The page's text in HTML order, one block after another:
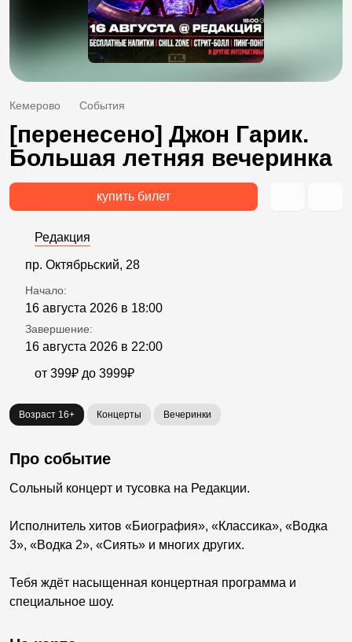
Кемерово События
[перенесено] Джон Гарик.
Большая летняя вечеринка
купить билет
Редакция
пр. Октябрьский, 28
Начало:
16 августа 2026 в 18:00
Завершение:
16 августа 2026 в 22:00
от 399₽ до 3999₽
Возраст 16+ Концерты Вечеринки
Про событие
Сольный концерт и тусовка на Редакции.
Исполнитель хитов «Биография», «Классика», «Водка
3», «Водка 2», «Сиять» и многих других.
Тебя ждёт насыщенная концертная программа и
специальное шоу.